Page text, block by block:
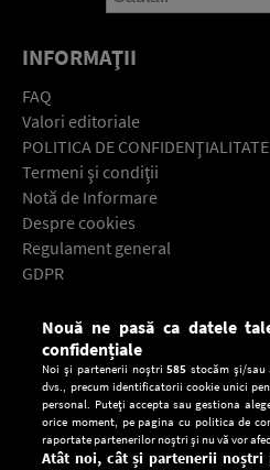
INFORMAŢII
FAQ
Valori editoriale
POLITICA DE CONFIDENŢIALITATE
Termeni şi condiţii
Notă de Informare
Despre cookies
Regulament general
GDPR
Descarcă gratuit aplicaţia
Nouă ne pasă ca datele
confidențiale
Noi și partenerii noștri585 stocăm și/sau
dvs., precum identificatorii cookie unici
personal. Puteți accepta sau gestiona
orice moment, pe pagina cu politica de
raportate partenerilor noștri și nu vă vor
Atât noi, cât și partenerii noștri